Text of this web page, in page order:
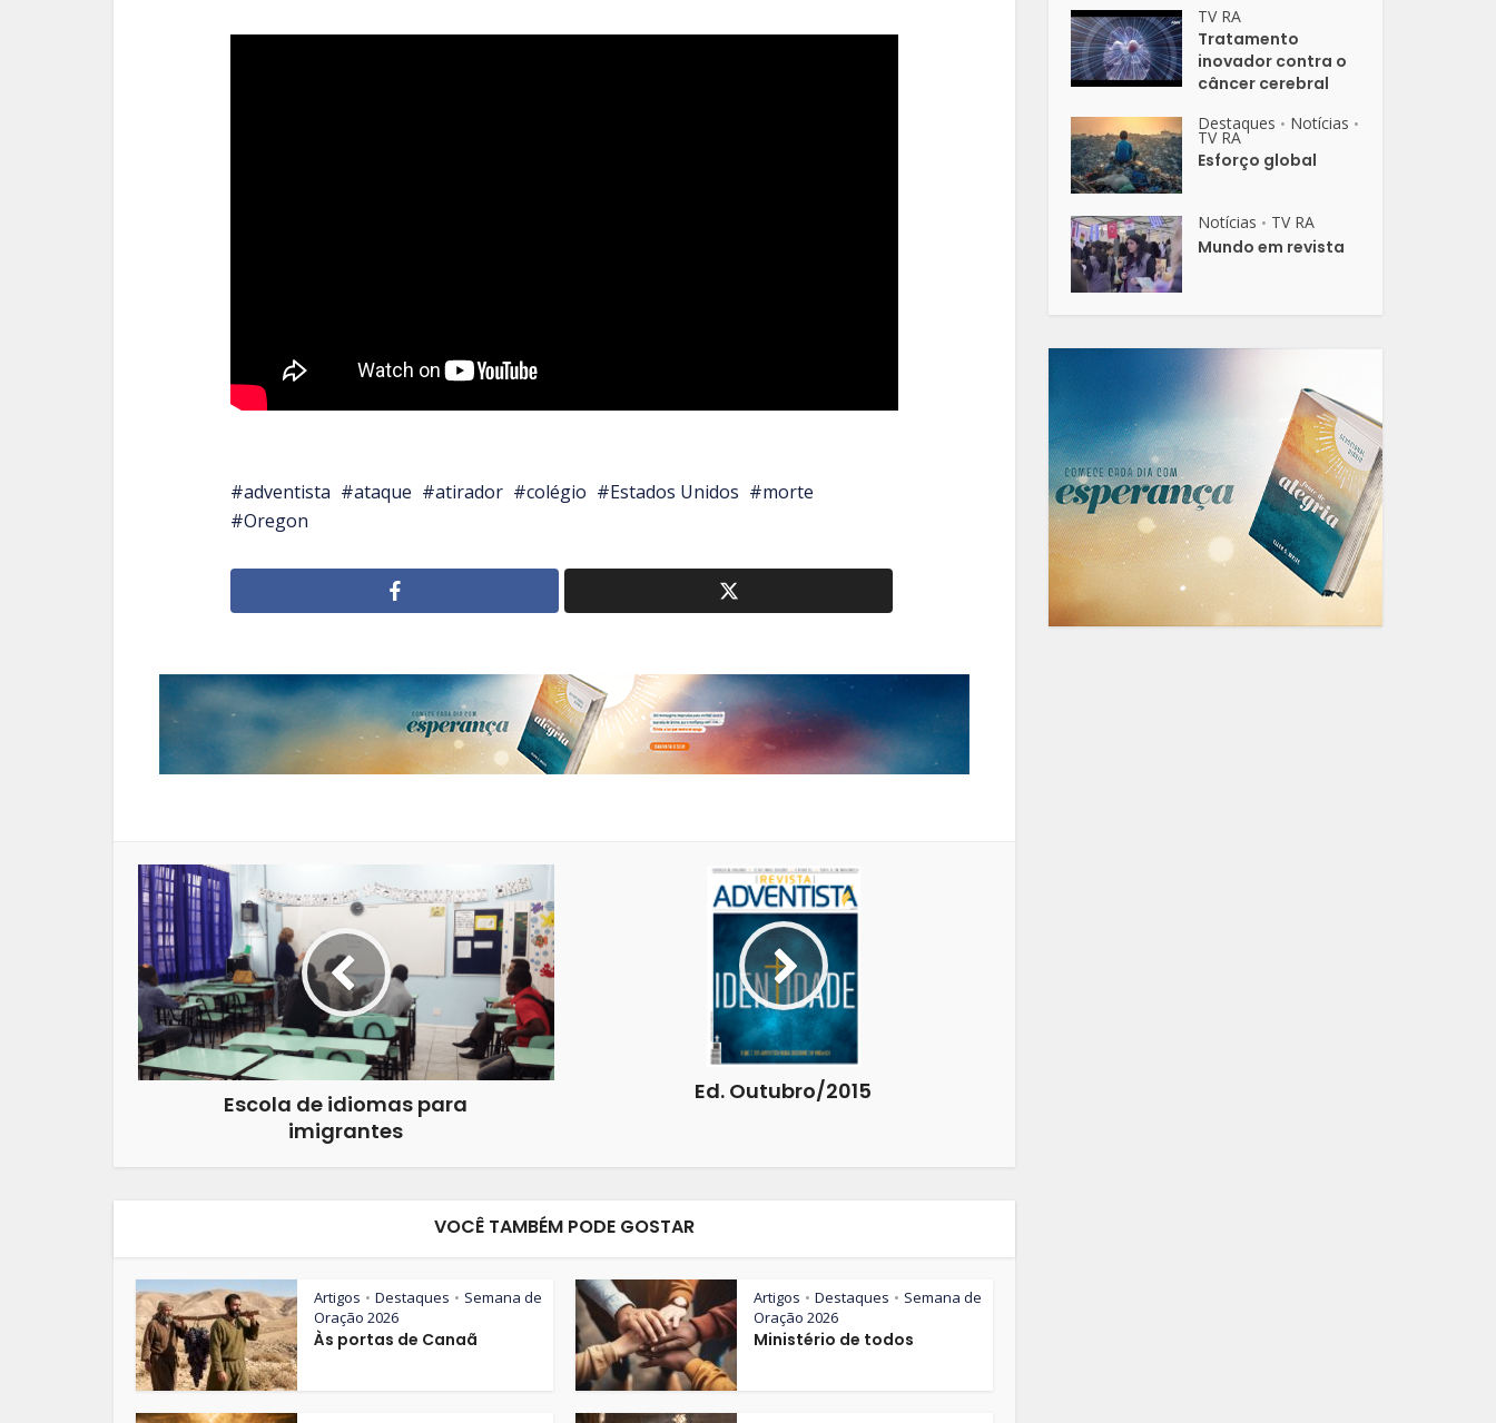
adventista ataque atirador colégio Estados Unidos
morte
Oregon
Escola de idiomas para
imigrantes
Ed. Outubro/2015
VOCÊ TAMBÉM PODE GOSTAR
Artigos • Destaques • Semana de
Oração 2026
Às portas de Canaã
Artigos • Destaques • Semana de
Oração 2026
Ministério de todos
TV RA
Tratamento
inovador contra o
câncer cerebral
Destaques • Notícias •
TV RA
Esforço global
Notícias • TV RA
Mundo em revista